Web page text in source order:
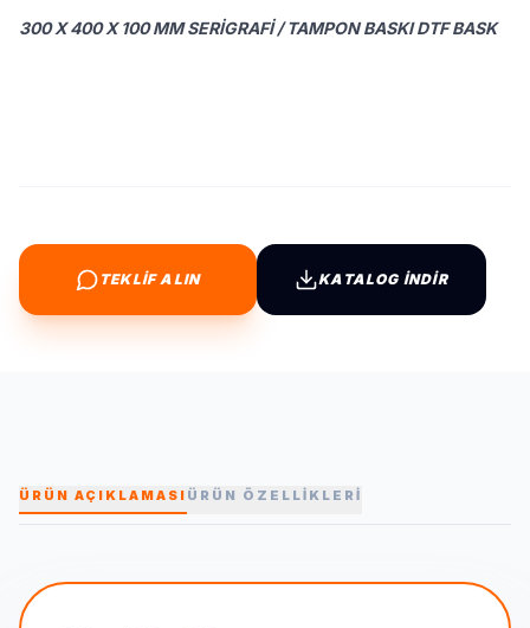
300 X 400 X 100 MM SERIGRAFI / TAMPON BASKI DTF BASK
TEKLİF ALIN KATALOG İNDİR
ÜRÜN AÇIKLAMASI ÜRÜN ÖZELLİKLERİ